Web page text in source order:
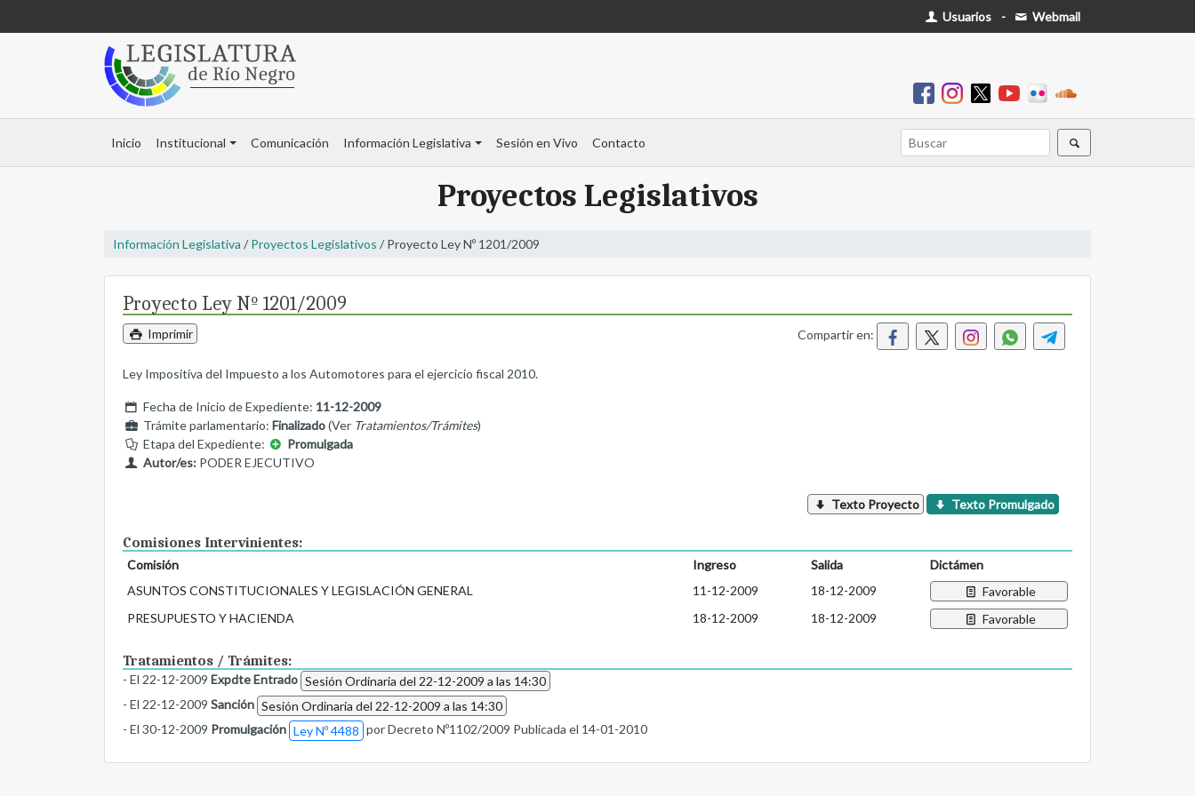
Usuarios - Webmail
Inicio Institucional Comunicación Información Legislativa Sesión en Vivo Contacto
Proyectos Legislativos
Información Legislativa / Proyectos Legislativos / Proyecto Ley Nº 1201/2009
Proyecto Ley Nº 1201/2009
Imprimir Compartir en:
Ley Impositiva del Impuesto a los Automotores para el ejercicio fiscal 2010.
Fecha de Inicio de Expediente: 11-12-2009
Trámite parlamentario: Finalizado(Ver Tratamientos/Trámites)
Etapa del Expediente:
Promulgada
Autor/es:PODER EJECUTIVO
Texto Proyecto Texto Promulgado
Comisiones Intervinientes:
Comisión Ingreso Salida
Dictámen
ASUNTOS CONSTITUCIONALES Y LEGISLACIÓN GENERAL
11-12-2009 18-12-2009
Favorable
PRESUPUESTO Y HACIENDA
18-12-2009 18-12-2009 Favorable
Tratamientos / Trámites:
- El 22-12-2009 Expdte Entrado Sesión Ordinaria del 22-12-2009 a las 14:30
- El 22-12-2009 Sanción Sesión Ordinaria del 22-12-2009 a las 14:30
- El 30-12-2009 Promulgación Ley Nº 4488 por Decreto Nº1102/2009 Publicada el 14-01-2010